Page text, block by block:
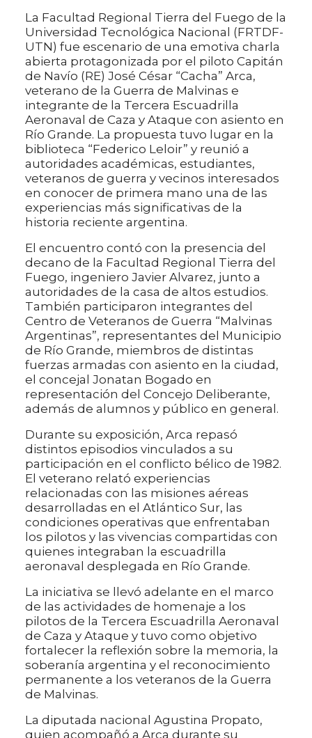
La Facultad Regional Tierra del Fuego de la
Universidad Tecnológica Nacional (FRTDF-
UTN) fue escenario de una emotiva charla
abierta protagonizada por el piloto Capitán
de Navío (RE) José César “Cacha” Arca,
veterano de la Guerra de Malvinas e
integrante de la Tercera Escuadrilla
Aeronaval de Caza y Ataque con asiento en
Río Grande. La propuesta tuvo lugar en la
biblioteca “Federico Leloir” y reunió a
autoridades académicas, estudiantes,
veteranos de guerra y vecinos interesados
en conocer de primera mano una de las
experiencias más significativas de la
historia reciente argentina.
El encuentro contó con la presencia del
decano de la Facultad Regional Tierra del
Fuego, ingeniero Javier Alvarez, junto a
autoridades de la casa de altos estudios.
También participaron integrantes del
Centro de Veteranos de Guerra “Malvinas
Argentinas”, representantes del Municipio
de Río Grande, miembros de distintas
fuerzas armadas con asiento en la ciudad,
el concejal Jonatan Bogado en
representación del Concejo Deliberante,
además de alumnos y público en general.
Durante su exposición, Arca repasó
distintos episodios vinculados a su
participación en el conflicto bélico de 1982.
El veterano relató experiencias
relacionadas con las misiones aéreas
desarrolladas en el Atlántico Sur, las
condiciones operativas que enfrentaban
los pilotos y las vivencias compartidas con
quienes integraban la escuadrilla
aeronaval desplegada en Río Grande.
La iniciativa se llevó adelante en el marco
de las actividades de homenaje a los
pilotos de la Tercera Escuadrilla Aeronaval
de Caza y Ataque y tuvo como objetivo
fortalecer la reflexión sobre la memoria, la
soberanía argentina y el reconocimiento
permanente a los veteranos de la Guerra
de Malvinas.
La diputada nacional Agustina Propato,
quien acompañó a Arca durante su